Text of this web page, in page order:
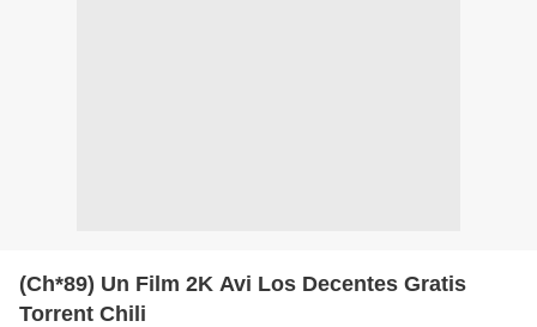
(Ch*89) Un Film 2K Avi Los Decentes Gratis
Torrent Chili